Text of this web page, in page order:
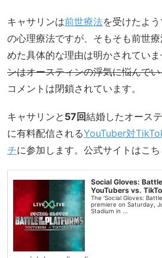
キャサリンは前世療法を受けたよ
の心理療法ですが、そもそも前世
めた具体的な理由は明かされていま
ンはオースティンの浮気に悩んで
コメントは閉鎖されています。
キャサリンと 57回結婚したオース
に有料配信されるYouTuber対
チに参加します。公式サイトはこち
Social Gloves:
YouTubers vs.
The 'Social Gloves:
premiere on Saturday,
Stadium in ...